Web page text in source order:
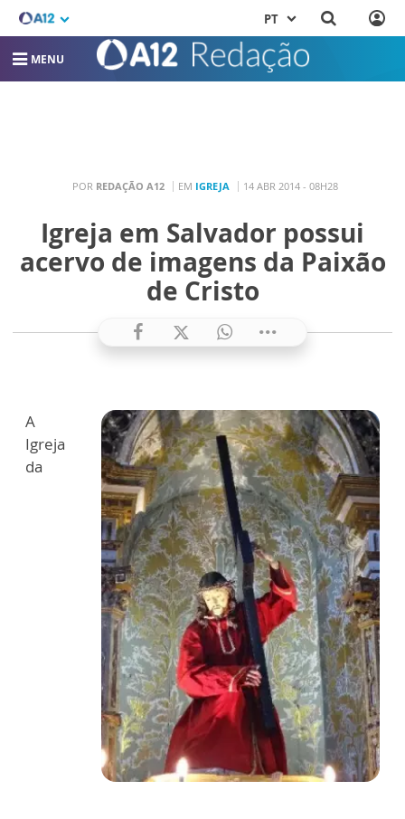
PT
MENU
POR REDAÇÃO A12 EM IGREJA 14 ABR 2014 - 08H28
Igreja em Salvador possui
acervo de imagens da Paixão
de Cristo
A
Igreja
da